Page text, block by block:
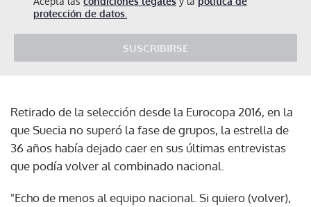
protección de datos.
SUSCRIBIRSE
Retirado de la selección desde la Eurocopa 2016, en la
que Suecia no superó la fase de grupos, la estrella de
36 años había dejado caer en sus últimas entrevistas
que podía volver al combinado nacional.
"Echo de menos al equipo nacional. Si quiero (volver),